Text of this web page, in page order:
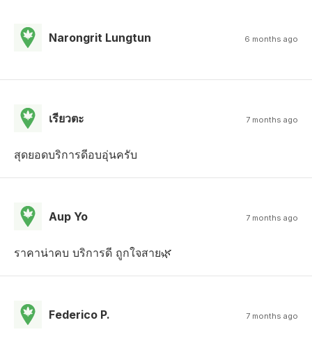
Narongrit Lungtun 6 months ago
เรียวตะ 7 months ago
สุดยอดบริการดีอบอุ่นครับ
Aup Yo 7 months ago
ราคาน่าคบ บริการดี ถูกใจสาย🌿
Federico P. 7 months ago